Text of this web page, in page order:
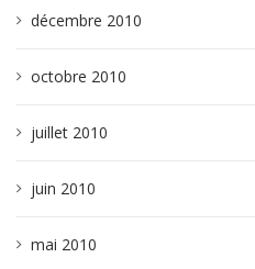
décembre 2010
octobre 2010
juillet 2010
juin 2010
mai 2010